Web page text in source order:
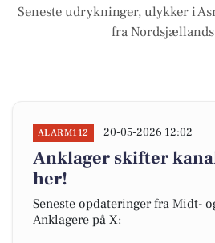
Seneste udrykninger, ulykker i
fra
ALARM112 20-05-2026 12:02
Anklager skifter
her!
Seneste opdateringer fra Midt-
Anklagere på X: